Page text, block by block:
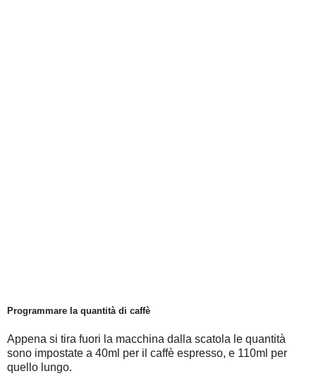
Programmare la quantità di caffè
Appena si tira fuori la macchina dalla scatola le quantità
sono impostate a 40ml per il caffè espresso, e 110ml per
quello lungo.